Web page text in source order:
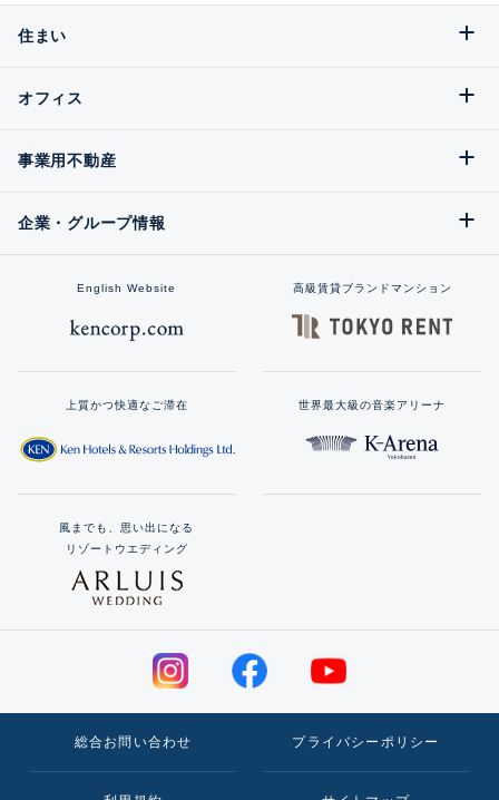
住まい
オフィス
事業用不動産
企業・グループ情報
English Website 高級賃貸ブランドマンション
上質かつ快適なご滞在 世界最大級の音楽アリーナ
風までも、思い出になる
リゾートウエディング
総合お問い合わせ プライバシーポリシー